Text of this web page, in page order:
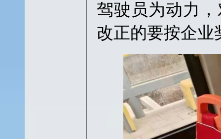
驾驶员为动力
改正的要按企业